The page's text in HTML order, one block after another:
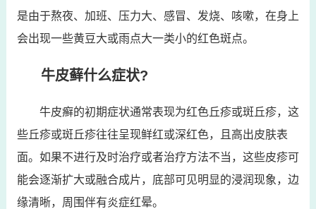
是由于熬夜、加班、压力大、感冒、发烧、咳嗽，在身上
会出现一些黄豆大或雨点大一类小的红色斑点。
牛皮藓什么症状?
牛皮癣的初期症状通常表现为红色丘疹或斑丘疹，这
些丘疹或斑丘疹往往呈现鲜红或深红色，且高出皮肤表
面。如果不进行及时治疗或者治疗方法不当，这些皮疹可
能会逐渐扩大或融合成片，底部可见明显的浸润现象，边
缘清晰，周围伴有炎症红晕。